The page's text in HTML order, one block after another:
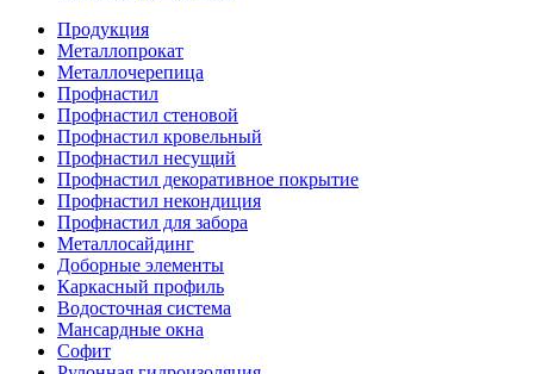
Продукция
Металлопрокат
Металлочерепица
Профнастил
Профнастил стеновой
Профнастил кровельный
Профнастил несущий
Профнастил декоративное покрытие
Профнастил некондиция
Профнастил для забора
Металлосайдинг
Доборные элементы
Каркасный профиль
Водосточная система
Мансардные окна
Софит